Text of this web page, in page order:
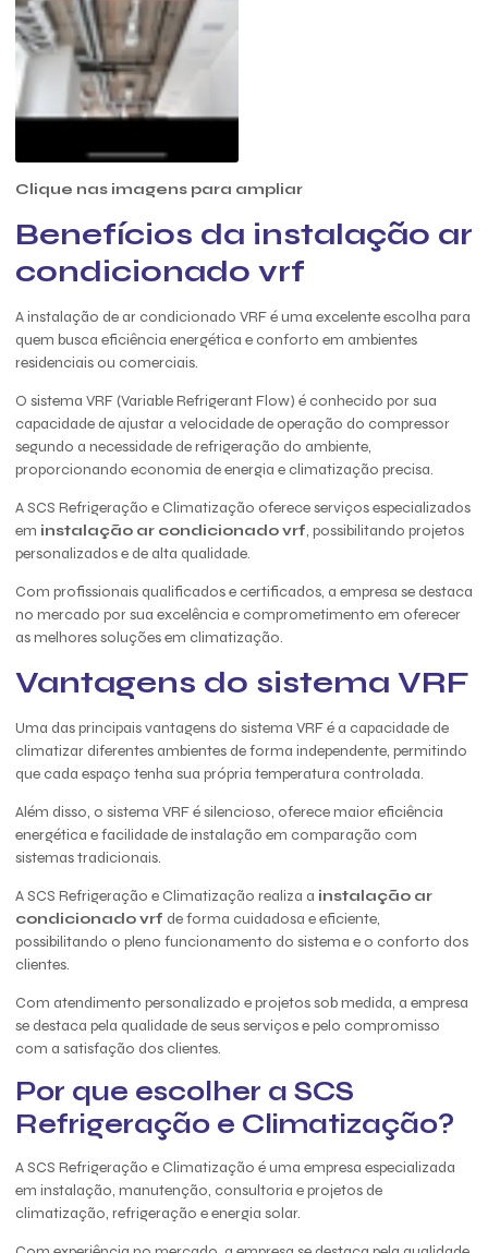
Clique nas imagens para ampliar
Benefícios da instalação ar
condicionado vrf
A instalação de ar condicionado VRF é uma excelente escolha para
quem busca eficiência energética e conforto em ambientes
residenciais ou comerciais.
O sistema VRF (Variable Refrigerant Flow) é conhecido por sua
capacidade de ajustar a velocidade de operação do compressor
segundo a necessidade de refrigeração do ambiente,
proporcionando economia de energia e climatização precisa.
A SCS Refrigeração e Climatização oferece serviços especializados
em instalação ar condicionado vrf, possibilitando projetos
personalizados e de alta qualidade.
Com profissionais qualificados e certificados, a empresa se destaca
no mercado por sua excelência e comprometimento em oferecer
as melhores soluções em climatização.
Vantagens do sistema VRF
Uma das principais vantagens do sistema VRF é a capacidade de
climatizar diferentes ambientes de forma independente, permitindo
que cada espaço tenha sua própria temperatura controlada.
Além disso, o sistema VRF é silencioso, oferece maior eficiência
energética e facilidade de instalação em comparação com
sistemas tradicionais.
A SCS Refrigeração e Climatização realiza a instalação ar
condicionado vrf de forma cuidadosa e eficiente,
possibilitando o pleno funcionamento do sistema e o conforto dos
clientes.
Com atendimento personalizado e projetos sob medida, a empresa
se destaca pela qualidade de seus serviços e pelo compromisso
com a satisfação dos clientes.
Por que escolher a SCS
Refrigeração e Climatização?
A SCS Refrigeração e Climatização é uma empresa especializada
em instalação, manutenção, consultoria e projetos de
climatização, refrigeração e energia solar.